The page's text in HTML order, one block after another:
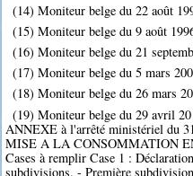
(14) Moniteur belge du 22 août
(15) Moniteur belge du 9 août
(16) Moniteur belge du 21
(17) Moniteur belge du 5 mars
(18) Moniteur belge du 26 mars
(19) Moniteur belge du 29 avril
ANNEXE à l'arrêté ministériel du
MISE A LA CONSOMMATION
Cases à remplir Case 1 :
subdivisions. - Première